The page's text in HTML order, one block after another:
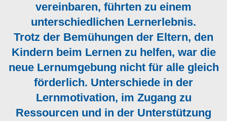
vereinbaren, führten zu einem
unterschiedlichen Lernerlebnis.
Trotz der Bemühungen der Eltern, den
Kindern beim Lernen zu helfen, war die
neue Lernumgebung nicht für alle gleich
förderlich. Unterschiede in der
Lernmotivation, im Zugang zu
Ressourcen und in der Unterstützung